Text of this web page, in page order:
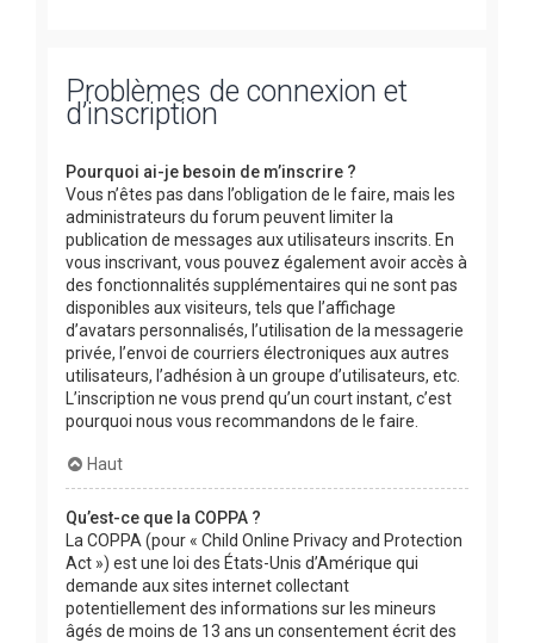
Problèmes de connexion et
d’inscription
Pourquoi ai-je besoin de m’inscrire ?
Vous n’êtes pas dans l’obligation de le faire, mais les
administrateurs du forum peuvent limiter la
publication de messages aux utilisateurs inscrits. En
vous inscrivant, vous pouvez également avoir accès à
des fonctionnalités supplémentaires qui ne sont pas
disponibles aux visiteurs, tels que l’affichage
d’avatars personnalisés, l’utilisation de la messagerie
privée, l’envoi de courriers électroniques aux autres
utilisateurs, l’adhésion à un groupe d’utilisateurs, etc.
L’inscription ne vous prend qu’un court instant, c’est
pourquoi nous vous recommandons de le faire.
Haut
Qu’est-ce que la COPPA ?
La COPPA (pour « Child Online Privacy and Protection
Act ») est une loi des États-Unis d’Amérique qui
demande aux sites internet collectant
potentiellement des informations sur les mineurs
âgés de moins de 13 ans un consentement écrit des